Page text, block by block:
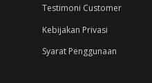
Testimoni Customer
Kebijakan Privasi
Syarat Penggunaan